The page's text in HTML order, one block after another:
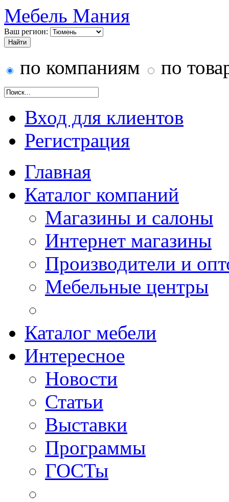
Мебель Мания
Ваш регион:
по компаниям по
Вход для клиентов
Регистрация
Главная
Каталог компаний
Магазины и салоны
Интернет магазины
Производители и
Мебельные центры
Каталог мебели
Интересное
Новости
Статьи
Выставки
Программы
ГОСТы